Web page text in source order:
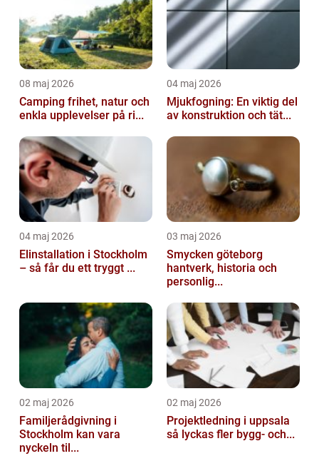
08 maj 2026
Camping frihet, natur och
enkla upplevelser på ri...
04 maj 2026
Mjukfogning: En viktig del
av konstruktion och tät...
04 maj 2026
Elinstallation i Stockholm
– så får du ett tryggt ...
03 maj 2026
Smycken göteborg
hantverk, historia och
personlig...
02 maj 2026
Familjerådgivning i
Stockholm kan vara
nyckeln til...
02 maj 2026
Projektledning i uppsala
så lyckas fler bygg- och...